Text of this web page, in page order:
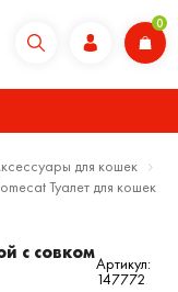
0
для кошек
Туалет для кошек
с совкомАртикул:
147772